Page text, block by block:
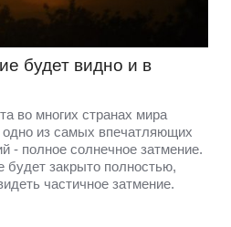
будет видно и в
во многих странах мира
из самых впечатляющих
- полное солнечное затмение.
будет закрыто полностью,
частичное затмение.